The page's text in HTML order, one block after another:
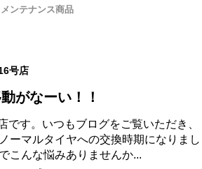
メンテナンス商品
号店
がなーい！！
です。いつもブログをご覧いただき、
ーマルタイヤへの交換時期になりまし
こんな悩みありませんか...